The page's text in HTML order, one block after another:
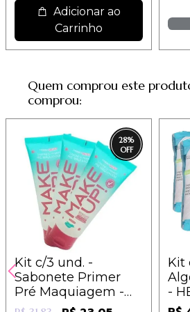
Adicionar ao
Carrinho
Quem comprou este
comprou:
28%
Kit c/3 und. -
Sabonete Primer
Pré Maquiagem -
Make Up -
Kit
-